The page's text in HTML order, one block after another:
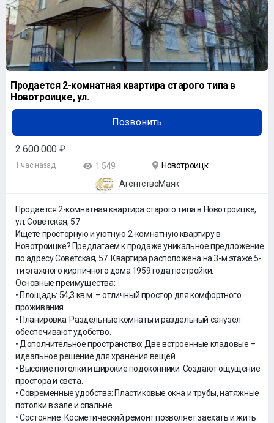
Продается 2-комнатная квартира старого типа в
Новотроицке, ул.
Позвонить
2 600 000 ₽
1 час назад 1 549
Новотроицк
АгентствоМаяк
Продается 2-комнатная квартира старого типа в Новотроицке,
ул. Советская, 57
Ищете просторную и уютную 2-комнатную квартиру в
Новотроицке? Предлагаем к продаже уникальное предложение
по адресу Советская, 57. Квартира расположена на 3-м этаже 5-
ти этажного кирпичного дома 1959 года постройки.
Основные преимущества:
• Площадь: 54,3 кв.м. – отличный простор для комфортного
проживания.
• Планировка: Раздельные комнаты и раздельный санузел
обеспечивают удобство.
• Дополнительное пространство: Две встроенные кладовые –
идеальное решение для хранения вещей.
• Высокие потолки и широкие подоконники: Создают ощущение
простора и света.
• Современные удобства: Пластиковые окна и трубы, натяжные
потолки в зале и спальне.
• Состояние: Косметический ремонт позволяет заехать и жить.